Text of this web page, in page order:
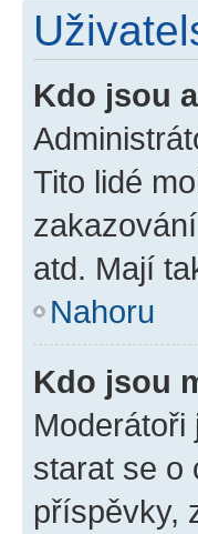
Kdo jsou
Tito lidé
atd. Mají
Nahoru
Kdo jsou
Moderátoři
starat se o
příspěvky,